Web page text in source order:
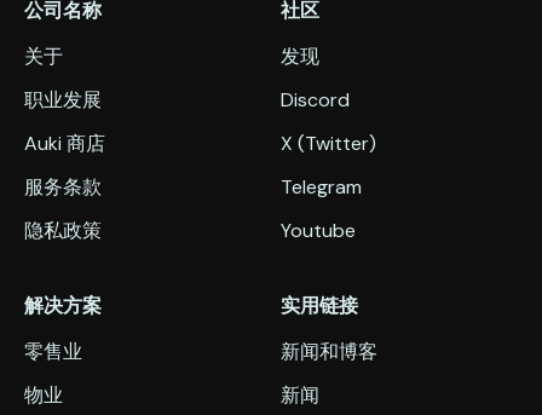
解决方案
零售业
物业
公司名称
关于
职业发展
Auki 商店
服务条款
隐私政策
实用链接
新闻和博客
新闻
社区
发现
Discord
X (Twitter)
Telegram
Youtube